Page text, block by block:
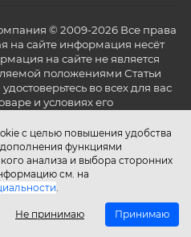
с целью повышения удобства
функциями
анализа и выбора сторонних
см. на
.
Не принимаю Принимаю
© 2009-2026 Все права
на сайте информация несёт
на сайте не является
положениями Статьи
во всех для вас
и условиях его